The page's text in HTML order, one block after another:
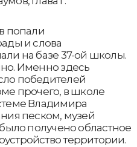
попали
и слова
на базе 37-ой школы.
Именно здесь
победителей
прочего, в школе
Владимира
песком, музей
получено областное
территории.